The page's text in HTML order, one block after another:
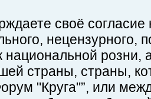
своё
нецензурного,
национальной
страны, страны,
"Круга"”, или